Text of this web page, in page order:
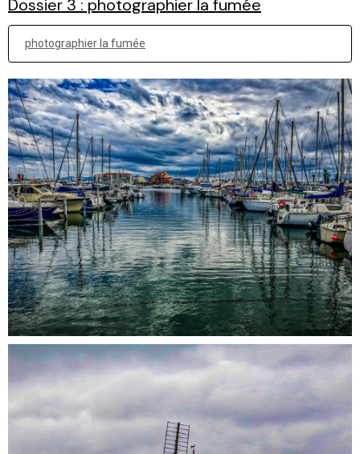
Dossier 3 : photographier la fumée
photographier la fumée